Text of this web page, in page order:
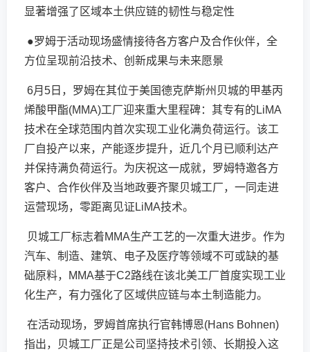
显著增强了区域本土供应链的韧性与稳定性
●罗姆于活动现场盛情接待各方客户及合作伙伴，全
方位呈现前沿技术、创新成果与未来愿景
6月5日，罗姆在其位于美国德克萨斯州贝城的甲基丙
烯酸甲酯(MMA)工厂迎来重大里程碑：其专有的LiMA
技术在全球范围内首次实现工业化满负荷运行。该工
厂自投产以来，产能逐步提升，近几个月已顺利达产
并保持满负荷运行。为庆祝这一成就，罗姆特邀各方
客户、合作伙伴及当地政要齐聚贝城工厂，一同走进
运营现场，零距离见证LiMA技术。
贝城工厂标志着MMA生产工艺的一次重大进步。作为
汽车、制造、建筑、电子及医疗等领域不可或缺的基
础原料，MMA基于C2路线在该北美工厂首度实现工业
化生产，有力强化了区域供应链与本土制造能力。
在活动现场，罗姆首席执行官韩博恩(Hans Bohnen)
指出，贝城工厂正是公司坚持技术引领、长期投入这